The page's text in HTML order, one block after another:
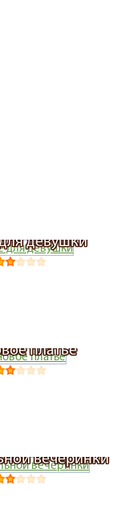
девушки
платье
вечеринки